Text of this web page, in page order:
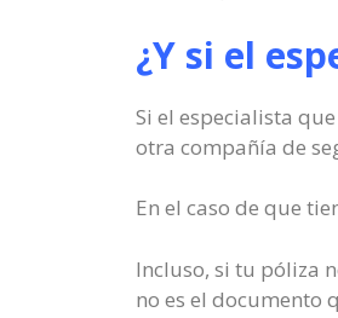
¿Y si el
Si el especialista
otra compañía de
En el caso de que
Incluso, si tu póliza
no es el documento